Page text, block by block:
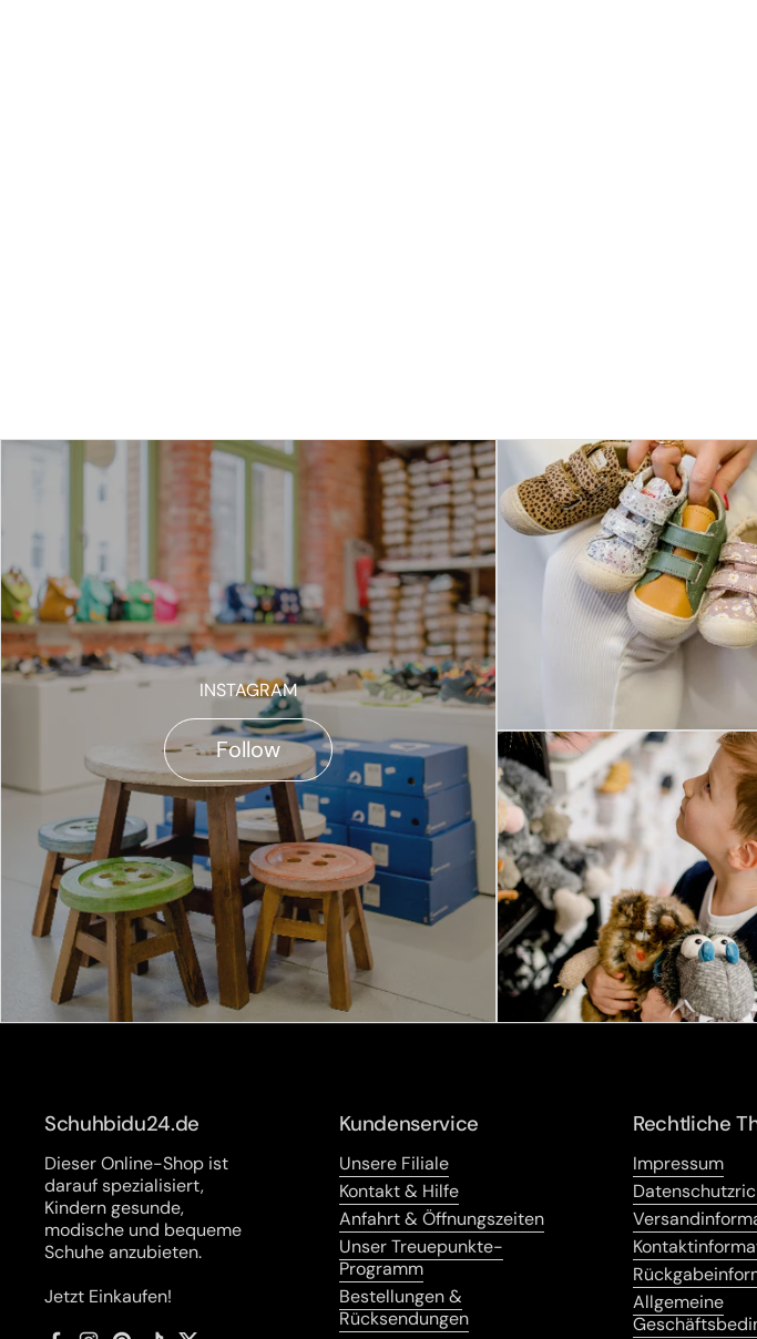
INSTAGRAM
Follow
Schuhbidu24.de
Dieser Online-Shop ist
darauf spezialisiert,
Kindern gesunde,
modische und bequeme
Schuhe anzubieten.
Jetzt Einkaufen!
Kundenservice
Unsere Filiale
Kontakt & Hilfe
Anfahrt & Öffnungszeiten
Unser Treuepunkte-
Programm
Bestellungen &
Rücksendungen
Rechtliche
Impressum
Allgemeine